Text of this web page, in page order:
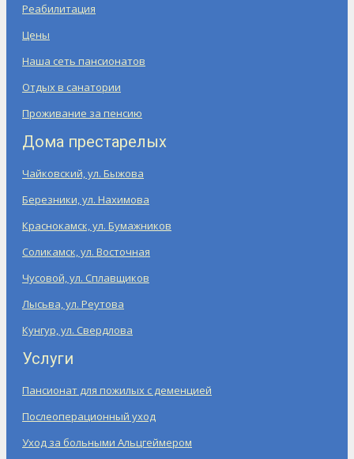
Реабилитация
Цены
Наша сеть пансионатов
Отдых в санатории
Проживание за пенсию
Дома престарелых
Чайковский, ул. Быжова
Березники, ул. Нахимова
Краснокамск, ул. Бумажников
Соликамск, ул. Восточная
Чусовой, ул. Сплавщиков
Лысьва, ул. Реутова
Кунгур, ул. Свердлова
Услуги
Пансионат для пожилых с деменцией
Послеоперационный уход
Уход за больными Альцгеймером